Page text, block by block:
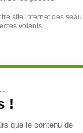
site internet des
volants.
à notre